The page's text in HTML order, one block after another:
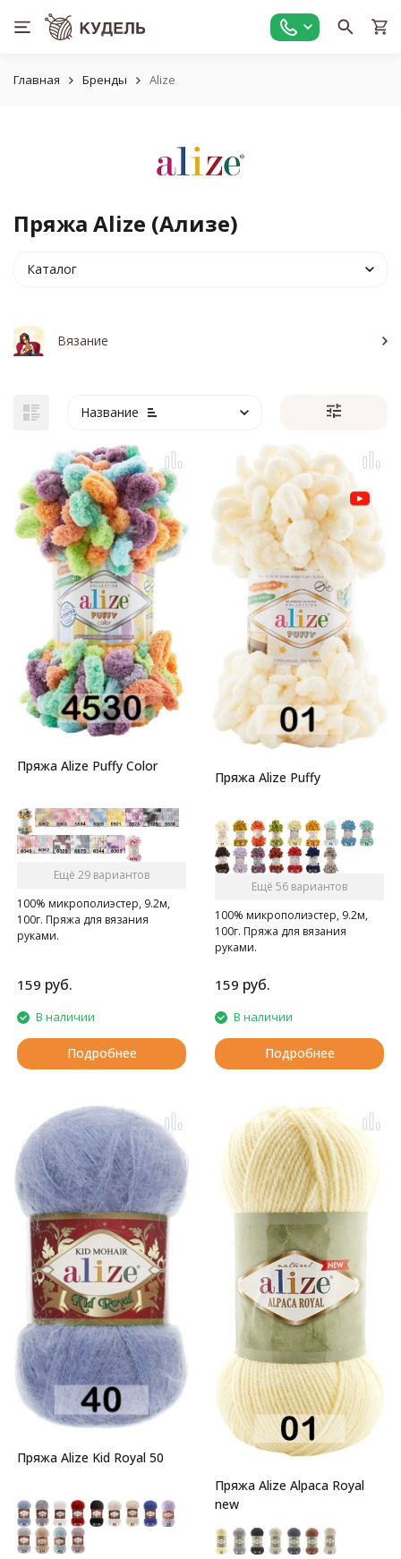
Главная Бренды Alize
Пряжа Alize (Ализе)
Каталог
Вязание
Название
Пряжа Alize Puffy Color
Ещё 29 вариантов
100% микрополиэстер, 9.2м,
100г. Пряжа для вязания
руками.
159 руб.
В наличии
Подробнее
Пряжа Alize Puffy
Ещё 56 вариантов
100% микрополиэстер, 9.2м,
100г. Пряжа для вязания
руками.
159 руб.
В наличии
Подробнее
Пряжа Alize Kid Royal 50
Пряжа Alize Alpaca Royal
new